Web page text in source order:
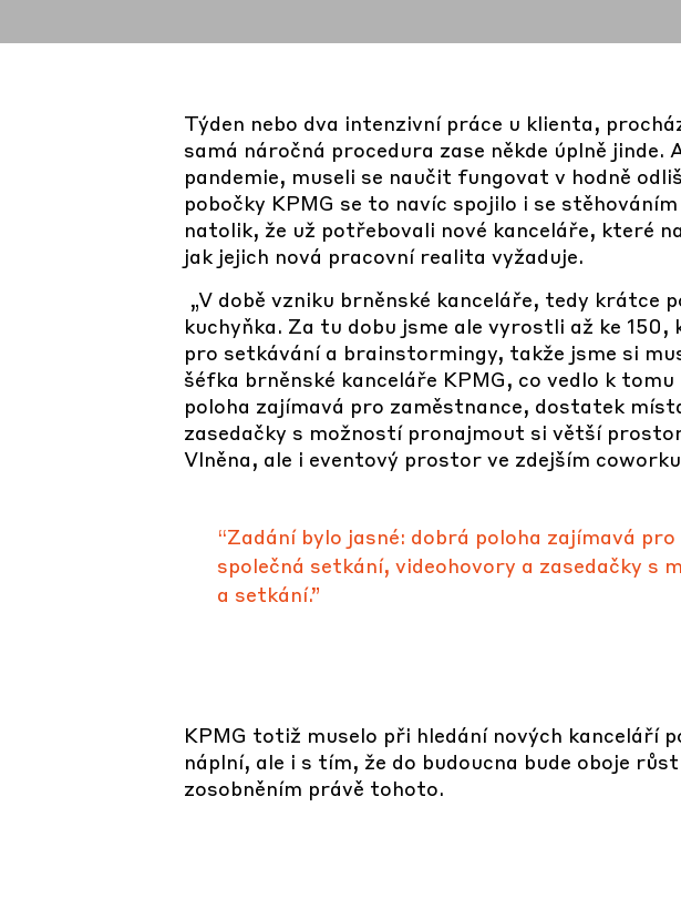
Týden nebo dva intenzivní práce u klienta,
samá náročná procedura zase někde úplně
pandemie, museli se naučit fungovat v hodně
pobočky KPMG se to navíc spojilo i se
natolik, že už potřebovali nové kanceláře, které
jak jejich nová pracovní realita vyžaduje.
„V době vzniku brněnské kanceláře, tedy krátce
kuchyňka. Za tu dobu jsme ale vyrostli až ke
pro setkávání a brainstormingy, takže jsme si
šéfka brněnské kanceláře KPMG, co vedlo k
poloha zajímavá pro zaměstnance, dostatek
zasedačky s možností pronajmout si větší
Vlněna, ale i eventový prostor ve zdejším
“Zadání bylo jasné: dobrá poloha zajímavá
společná setkání, videohovory a zasedačky
a setkání.”
KPMG totiž muselo při hledání nových kanceláří
náplní, ale i s tím, že do budoucna bude oboje
zosobněním právě tohoto.